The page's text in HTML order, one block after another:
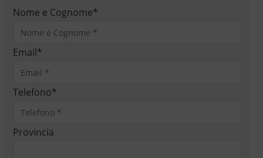
Nome e Cognome*
Email*
Telefono*
Provincia